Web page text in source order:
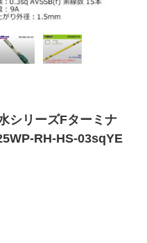
シリーズFターミナ
RH-HS-03sqYE